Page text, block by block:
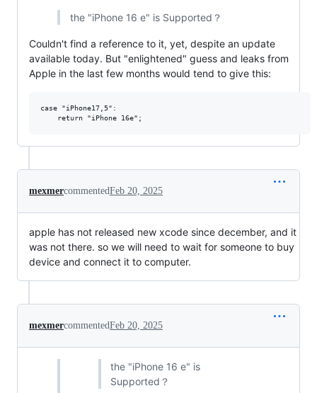
the "iPhone 16 e" is Supported？
Couldn't find a reference to it, yet, despite an update
available today. But "enlightened" guess and leaks from
Apple in the last few months would tend to give this:
case "iPhone17,5":
mexmercommentedFeb 20, 2025
apple has not released new xcode since december, and it
was not there. so we will need to wait for someone to buy
device and connect it to computer.
mexmercommentedFeb 20, 2025
the "iPhone 16 e" is
Supported？